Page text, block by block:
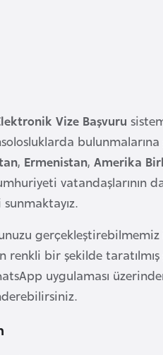
Vize Başvuru
bulunmalarına
, Ermenistan, Amerika
vatandaşlarının
renkli bir şekilde
uygulaması